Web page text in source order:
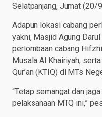
Selatpanjang, Jumat (20/
Adapun lokasi cabang
yakni, Masjid Agung
perlombaan cabang
Musala Al Khairiyah,
Qur’an (KTIQ) di MTs
“Tetap semangat dan
pelaksanaan MTQ ini,”